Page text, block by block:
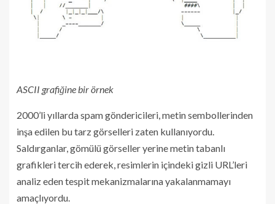
ASCII grafiğine bir örnek
2000’li yıllarda spam göndericileri, metin sembollerinden
inşa edilen bu tarz görselleri zaten kullanıyordu.
Saldırganlar, gömülü görseller yerine metin tabanlı
grafikleri tercih ederek, resimlerin içindeki gizli URL’leri
analiz eden tespit mekanizmalarına yakalanmamayı
amaçlıyordu.